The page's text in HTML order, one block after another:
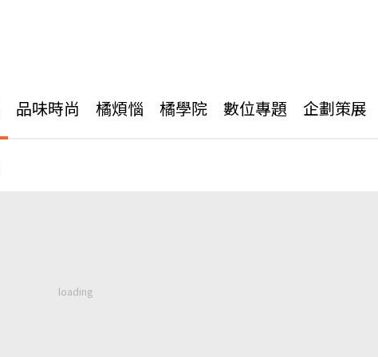
品味時尚 橘煩惱 橘學院 數位專題 企劃策展